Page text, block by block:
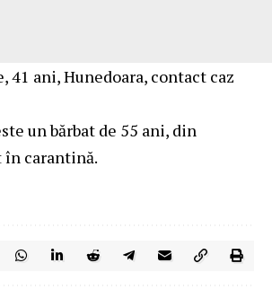
41 ani, Hunedoara, contact caz
un bărbat de 55 ani, din
în carantină.